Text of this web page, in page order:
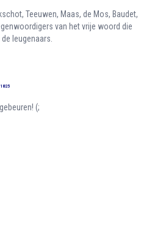
Teeuwen, Maas, de Mos, Baudet,
van het vrije woord die
leugenaars.
(;